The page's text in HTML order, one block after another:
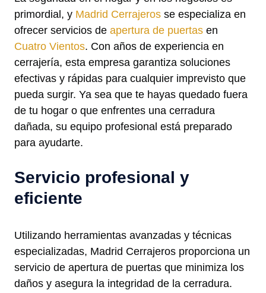
primordial, y Madrid Cerrajeros se especializa en
ofrecer servicios de apertura de puertas en
Cuatro Vientos. Con años de experiencia en
cerrajería, esta empresa garantiza soluciones
efectivas y rápidas para cualquier imprevisto que
pueda surgir. Ya sea que te hayas quedado fuera
de tu hogar o que enfrentes una cerradura
dañada, su equipo profesional está preparado
para ayudarte.
Servicio profesional y
eficiente
Utilizando herramientas avanzadas y técnicas
especializadas, Madrid Cerrajeros proporciona un
servicio de apertura de puertas que minimiza los
daños y asegura la integridad de la cerradura.